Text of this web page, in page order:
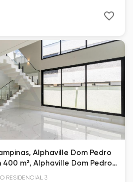
Alphaville Dom Pedro
m², Alphaville Dom Pedro
RESIDENCIAL 3